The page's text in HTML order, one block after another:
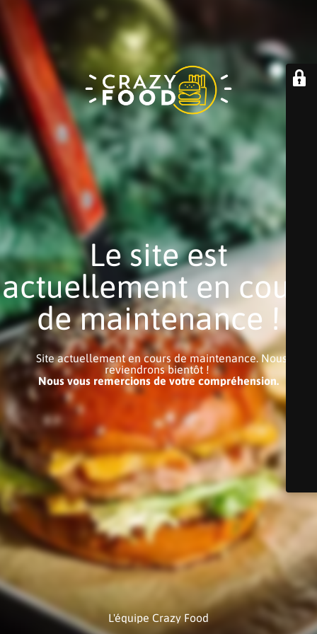
Le site est
actuellement en cours
de maintenance !
Site actuellement en cours de maintenance. Nous
reviendrons bientôt !
Nous vous remercions de votre compréhension.
L'équipe Crazy Food